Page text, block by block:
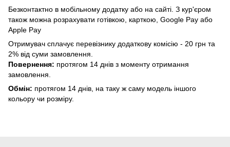
Безконтактно в мобільному додатку або на сайті. З кур'єром
також можна розрахувати готівкою, карткою, Google Pay або
Apple Pay
Отримувач сплачує перевізнику додаткову комісію - 20 грн та
2% від суми замовлення.
Повернення: протягом 14 днів з моменту отримання
замовлення.
Обмін: протягом 14 днів, на таку ж саму модель іншого
кольору чи розміру.